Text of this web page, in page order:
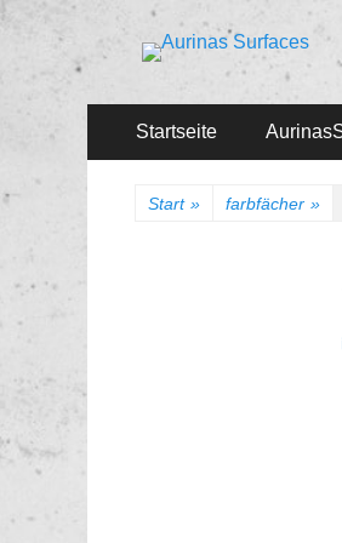
Aurinas
Oberflächen Manufaktur
Primäres
Menü
Startseite
Start » farbfächer »